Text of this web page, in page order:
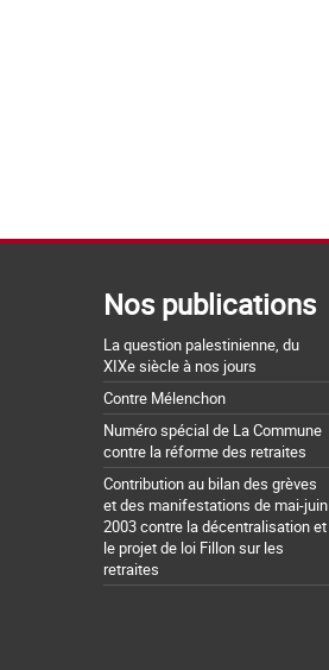
Nos publications
La question palestinienne, du
XIXe siècle à nos jours
Contre Mélenchon
Numéro spécial de La Commune
contre la réforme des retraites
Contribution au bilan des grèves
et des manifestations de mai-juin
2003 contre la décentralisation et
le projet de loi Fillon sur les
retraites